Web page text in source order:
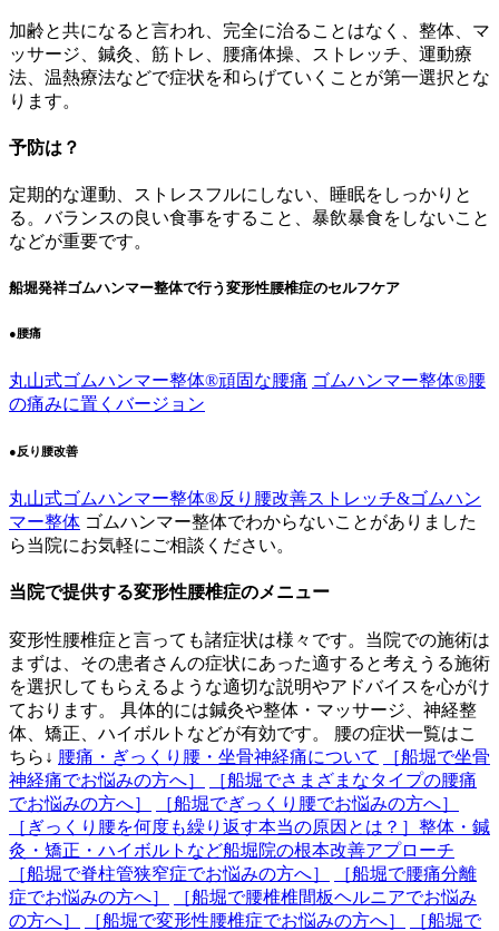
加齢と共になると言われ、完全に治ることはなく、整体、マ
ッサージ、鍼灸、筋トレ、腰痛体操、ストレッチ、運動療
法、温熱療法などで症状を和らげていくことが第一選択とな
ります。
予防は？
定期的な運動、ストレスフルにしない、睡眠をしっかりと
る。バランスの良い食事をすること、暴飲暴食をしないこと
などが重要です。
船堀発祥ゴムハンマー整体で行う変形性腰椎症のセルフケア
●腰痛
丸山式ゴムハンマー整体®︎頑固な腰痛 ゴムハンマー整体®︎腰
の痛みに置くバージョン
●反り腰改善
丸山式ゴムハンマー整体®︎反り腰改善ストレッチ&ゴムハン
マー整体 ゴムハンマー整体でわからないことがありました
ら当院にお気軽にご相談ください。
当院で提供する変形性腰椎症のメニュー
変形性腰椎症と言っても諸症状は様々です。当院での施術は
まずは、その患者さんの症状にあった適すると考えうる施術
を選択してもらえるような適切な説明やアドバイスを心がけ
ております。 具体的には鍼灸や整体・マッサージ、神経整
体、矯正、ハイボルトなどが有効です。 腰の症状一覧はこ
ちら↓ 腰痛・ぎっくり腰・坐骨神経痛について
［船堀で坐骨
神経痛でお悩みの方へ］
［船堀でさまざまなタイプの腰痛
でお悩みの方へ］
［船堀でぎっくり腰でお悩みの方へ］
［ぎっくり腰を何度も繰り返す本当の原因とは？］整体・鍼
灸・矯正・ハイボルトなど船堀院の根本改善アプローチ
［船堀で脊柱管狭窄症でお悩みの方へ］
［船堀で腰痛分離
症でお悩みの方へ］
［船堀で腰椎椎間板ヘルニアでお悩み
の方へ］
［船堀で変形性腰椎症でお悩みの方へ］
［船堀で